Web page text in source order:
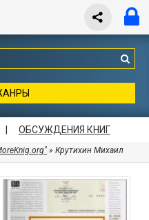
ОБСУЖДЕНИЯ КНИГ
» Крутихин Михаил